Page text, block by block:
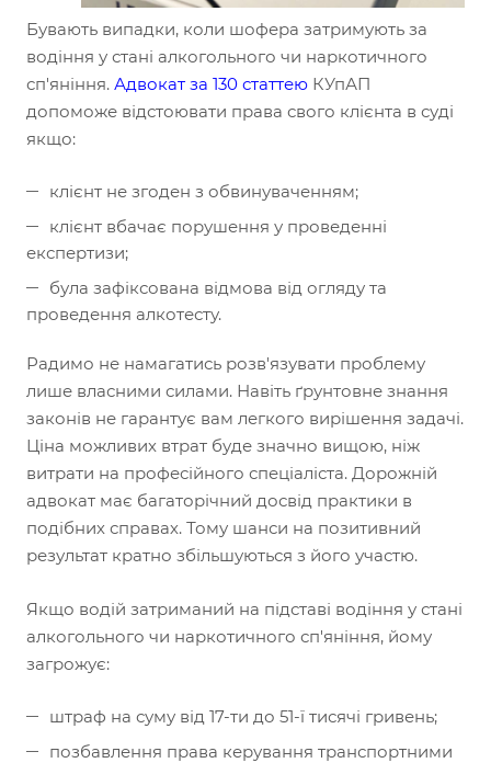
Бувають випадки, коли шофера затримують за
водіння у стані алкогольного чи наркотичного
сп'яніння. Адвокат за 130 статтею КУпАП
допоможе відстоювати права свого клієнта в суді
якщо:
клієнт не згоден з обвинуваченням;
клієнт вбачає порушення у проведенні
експертизи;
була зафіксована відмова від огляду та
проведення алкотесту.
Радимо не намагатись розв'язувати проблему
лише власними силами. Навіть ґрунтовне знання
законів не гарантує вам легкого вирішення задачі.
Ціна можливих втрат буде значно вищою, ніж
витрати на професійного спеціаліста. Дорожній
адвокат має багаторічний досвід практики в
подібних справах. Тому шанси на позитивний
результат кратно збільшуються з його участю.
Якщо водій затриманий на підставі водіння у стані
алкогольного чи наркотичного сп'яніння, йому
загрожує:
штраф на суму від 17-ти до 51-ї тисячі гривень;
позбавлення права керування транспортними